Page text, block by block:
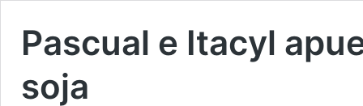
Pascual e Itacyl
soja